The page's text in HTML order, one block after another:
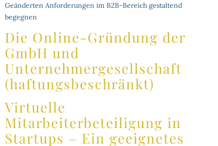
Geänderten Anforderungen im B2B-Bereich gestaltend
begegnen
Die Online-Gründung der
GmbH und
Unternehmergesellschaft
(haftungsbeschränkt)
Virtuelle
Mitarbeiterbeteiligung in
Startups – Ein geeignetes